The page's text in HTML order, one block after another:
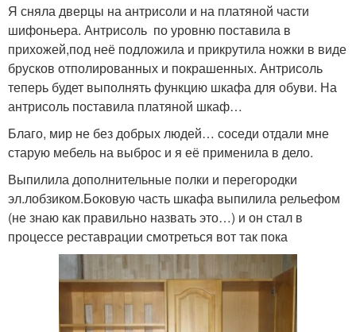
Я сняла дверцы на антрисоли и на платяной части
шифоньера. Антрисоль по уровню поставила в
прихожей,под неё подложила и прикрутила ножки в виде
брусков отполированных и покрашенных. Антрисоль
теперь будет выполнять функцию шкафа для обуви. На
антрисоль поставила платяной шкаф…
Благо, мир не без добрых людей… соседи отдали мне
старую мебель на выброс и я её применила в дело.
Выпилила дополнительные полки и перегородки
эл.лобзиком.Боковую часть шкафа выпилила рельефом
(не знаю как правильно назвать это…) и он стал в
процессе реставрации смотреться вот так пока